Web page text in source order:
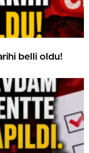
belli oldu!